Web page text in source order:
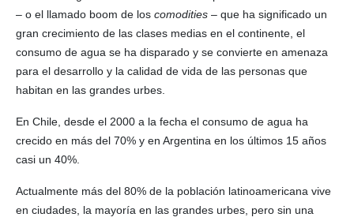
– o el llamado boom de los comodities – que ha significado un
gran crecimiento de las clases medias en el continente, el
consumo de agua se ha disparado y se convierte en amenaza
para el desarrollo y la calidad de vida de las personas que
habitan en las grandes urbes.
En Chile, desde el 2000 a la fecha el consumo de agua ha
crecido en más del 70% y en Argentina en los últimos 15 años
casi un 40%.
Actualmente más del 80% de la población latinoamericana vive
en ciudades, la mayoría en las grandes urbes, pero sin una